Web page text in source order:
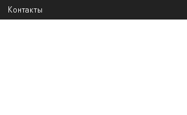
Контакты